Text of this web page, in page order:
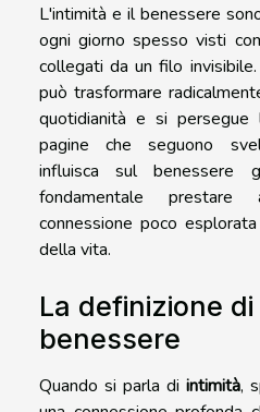
L'intimità e il benessere
ogni giorno spesso visti
collegati da un filo
può trasformare
quotidianità e si
pagine che seguono
influisca sul benessere
fondamentale
connessione poco
della vita.
La definizione
benessere
Quando si parla di intimità,